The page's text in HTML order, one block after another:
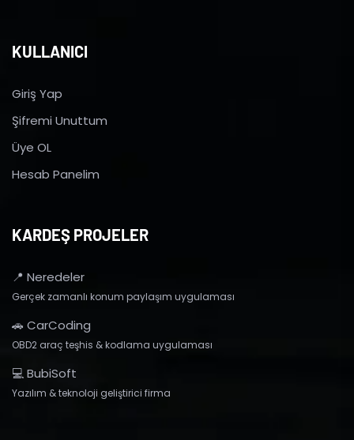
KULLANICI
Giriş Yap
Şifremi Unuttum
Üye OL
Hesab Panelim
KARDEŞ PROJELER
📍 Neredeler
Gerçek zamanlı konum paylaşım uygulaması
🚗 CarCoding
OBD2 araç teşhis & kodlama uygulaması
💻 BubiSoft
Yazılım & teknoloji geliştirici firma